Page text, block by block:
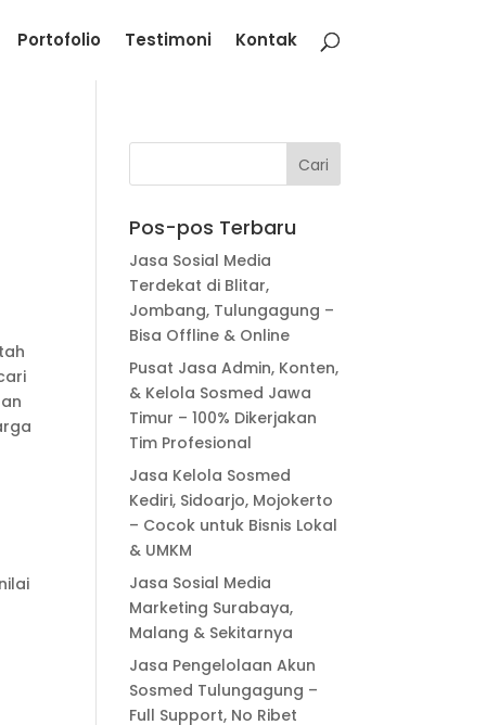
Portofolio Testimoni Kontak
Pos-pos Terbaru
Jasa Sosial Media
Terdekat di Blitar,
Jombang, Tulungagung –
Bisa Offline & Online
Pusat Jasa Admin, Konten,
& Kelola Sosmed Jawa
Timur – 100% Dikerjakan
Tim Profesional
Jasa Kelola Sosmed
Kediri, Sidoarjo, Mojokerto
– Cocok untuk Bisnis Lokal
& UMKM
Jasa Sosial Media
Marketing Surabaya,
Malang & Sekitarnya
Jasa Pengelolaan Akun
Sosmed Tulungagung –
Full Support, No Ribet